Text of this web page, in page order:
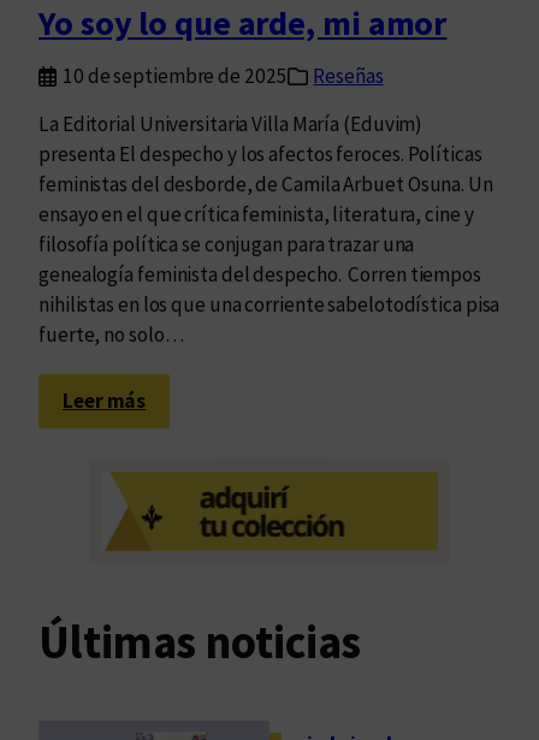
Yo soy lo que arde, mi amor
10 de septiembre de 2025
Reseñas
La Editorial Universitaria Villa María (Eduvim)
presenta El despecho y los afectos feroces. Políticas
feministas del desborde, de Camila Arbuet Osuna. Un
ensayo en el que crítica feminista, literatura, cine y
filosofía política se conjugan para trazar una
genealogía feminista del despecho. Corren tiempos
nihilistas en los que una corriente sabelotodística pisa
fuerte, no solo…
Leer más:
Y
o
y
q
a
Últimas noticias